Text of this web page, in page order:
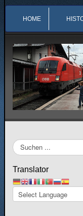
HOME
Suchen
...
Translator